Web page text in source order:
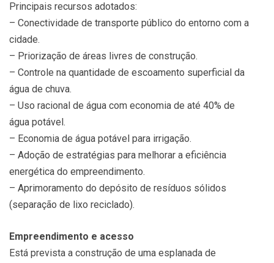
Principais recursos adotados:
– Conectividade de transporte público do entorno com a
cidade.
– Priorização de áreas livres de construção.
– Controle na quantidade de escoamento superficial da
água de chuva.
– Uso racional de água com economia de até 40% de
água potável.
– Economia de água potável para irrigação.
– Adoção de estratégias para melhorar a eficiência
energética do empreendimento.
– Aprimoramento do depósito de resíduos sólidos
(separação de lixo reciclado).
Empreendimento e acesso
Está prevista a construção de uma esplanada de